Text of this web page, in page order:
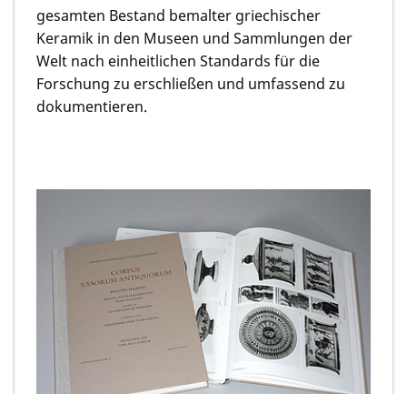
gesamten Bestand bemalter griechischer
Keramik in den Museen und Sammlungen der
Welt nach einheitlichen Standards für die
Forschung zu erschließen und umfassend zu
dokumentieren.